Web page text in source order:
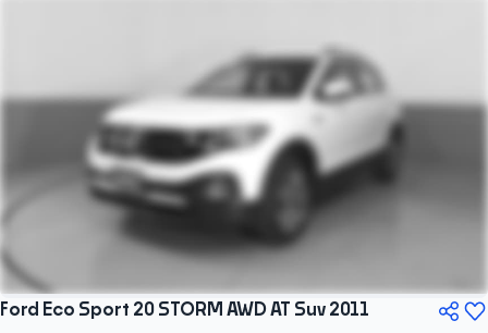
Ford Eco Sport 20 STORM AWD AT Suv 2011